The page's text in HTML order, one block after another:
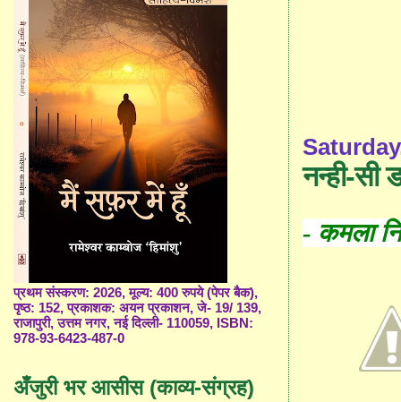
नन्ही-सी
- कमला
प्रथम संस्करण: 2026, मूल्य: 400 रुपये (पेपर बैक),
पृष्ठ: 152, प्रकाशक: अयन प्रकाशन, जे- 19/ 139,
राजापुरी, उत्तम नगर, नई दिल्ली- 110059, ISBN:
978-93-6423-487-0
अँजुरी भर आसीस (काव्य-संग्रह)